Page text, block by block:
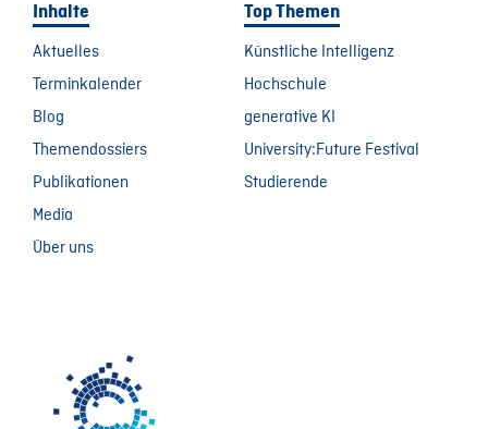
Inhalte
Aktuelles
Terminkalender
Blog
Themendossiers
Publikationen
Media
Über uns
Top Themen
Künstliche Intelligenz
Hochschule
generative KI
University:Future Festival
Studierende